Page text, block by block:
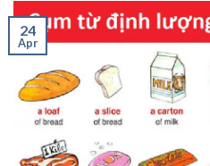
24
Apr